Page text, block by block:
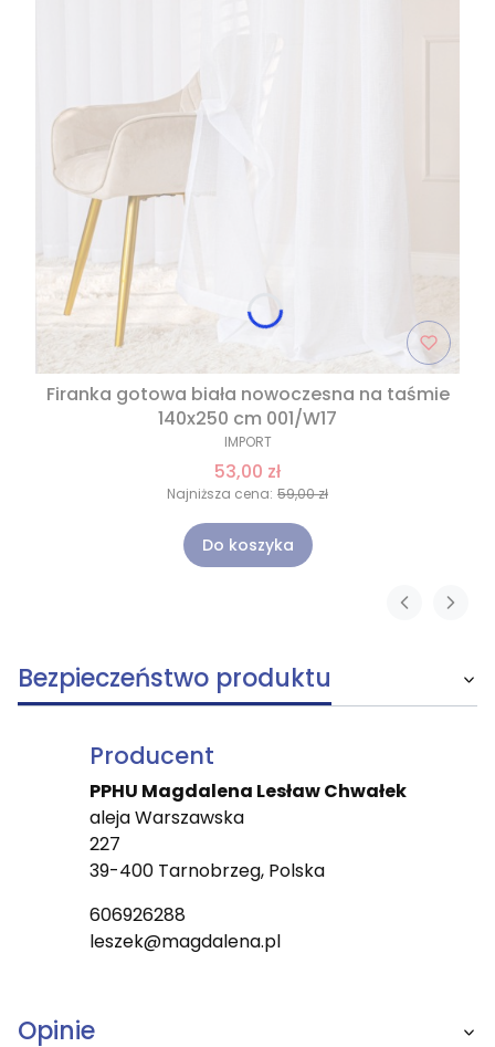
Firanka gotowa biała nowoczesna na taśmie
140x250 cm 001/W17
IMPORT
53,00 zł
Najniższa cena: 59,00 zł
Do koszyka
Bezpieczeństwo produktu
Producent
PPHU Magdalena Lesław Chwałek
aleja Warszawska
227
39-400 Tarnobrzeg, Polska
606926288
leszek@magdalena.pl
Opinie